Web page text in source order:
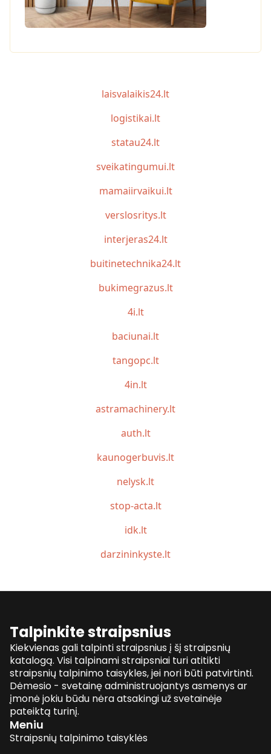
laisvalaikis24.lt
logistikai.lt
statau24.lt
sveikatingumui.lt
mamaiirvaikui.lt
verslosritys.lt
interjeras24.lt
buitinetechnika24.lt
bukimegrazus.lt
4i.lt
baciunai.lt
tangopc.lt
4in.lt
astramachinery.lt
auth.lt
kaunogerbuvis.lt
nelysk.lt
stop-acta.lt
idk.lt
darzininkyste.lt
Talpinkite straipsnius
Kiekvienas gali talpinti straipsnius į šį straipsnių
katalogą. Visi talpinami straipsniai turi atitikti
straipsnių talpinimo taisykles, jei nori būti patvirtinti.
Dėmesio - svetainę administruojantys asmenys ar
įmonė jokiu būdu nėra atsakingi už svetainėje
pateiktą turinį.
Meniu
Straipsnių talpinimo taisyklės